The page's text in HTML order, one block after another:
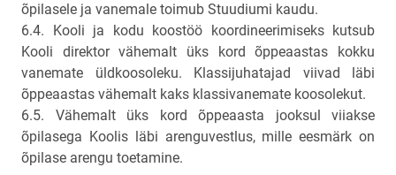
õpilasele ja vanemale toimub Stuudiumi kaudu.
6.4. Kooli ja kodu koostöö koordineerimiseks kutsub
Kooli direktor vähemalt üks kord õppeaastas kokku
vanemate üldkoosoleku. Klassijuhatajad viivad läbi
õppeaastas vähemalt kaks klassivanemate koosolekut.
6.5. Vähemalt üks kord õppeaasta jooksul viiakse
õpilasega Koolis läbi arenguvestlus, mille eesmärk on
õpilase arengu toetamine.